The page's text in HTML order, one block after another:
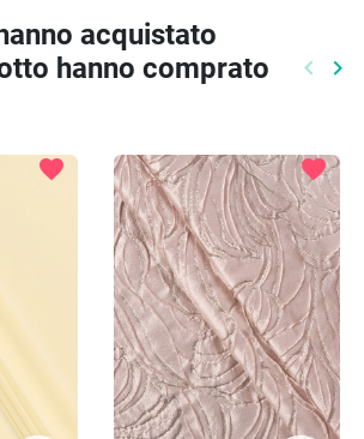
acquistato
hanno comprato
keyboard_arrow_left keyboard_arrow_right
favorite favorite